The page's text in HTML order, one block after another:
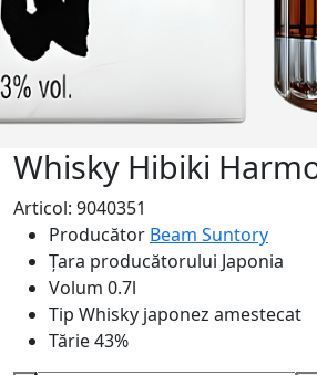
Whisky Hibiki
Articol: 9040351
Producător Beam Suntory
Țara producătorului Japonia
Volum 0.7l
Tip Whisky japonez amestecat
Tărie43%